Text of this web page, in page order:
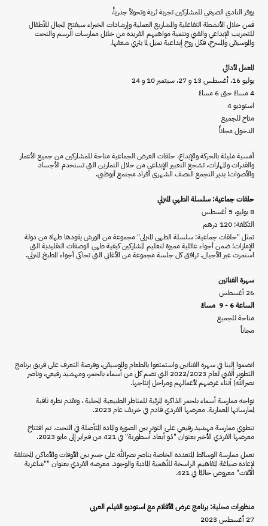
يوفر النادي الصيفي للمشاركين تجربة ثرية وتحولاً جذرياً،
فمن خلال الأنشطة التفاعلية والمشاريع العملية وإرشادات الخبراء سيفتح المجال للأطفال
للتجريب الإبداعي والفني وتنمية مواهبهم الفريدة من خلال ممارسات الرسم والنحت
والموسيقى والمسرح، فكل روح إبداعية تميل لما يثري شغفها.
المعمل لأدائي
يوليو 16، أغسطس 13 و 27، سبتمبر 10 و 24
4 مساءً حتى 6 مساءً
استوديو 4
متاح للجميع
الدخول مجاناً
أمسية مليئة بالحركة والإبداع، حلقات العرض الجماعية متاحة للمشاركين من جميع الأعمار
والقدرات والمهارات، تشجع التعبير الإبداعي من خلال التمارين التي تستخدم الأجساد
والأصوات! يدير التجمع النصف الشهري أفراد مجتمع أبوظبي.
حلقات جماعية: سلسلة الطهي المنزلي
8 يوليو، 5 أغسطس
التكلفة: 120 درهم
تمثل "حلقات جماعية: سلسلة الطهي المنزلي" مجموعة من الورش يقودها طهاة من دولة
الإمارات! ضمن أجواء عائلية مميزة لتعليم المشاركين كيفية طهي الوصفات التقليدية التي
استمرت عبر الأجيال. ترافق كل جلسة مجموعة من الأغاني التي تحاكي أجواء المطبخ المنزلي.
سهرة الفنانين
26 أغسطس
الساعة 6 - 9 مساءً
متاحة للجميع
مجاناً
انضموا إلينا في سهرة الفنانين واستمتعوا بالطعام والموسيقى، وفرصة التعرف على فريق برنامج
التطوير الفني لعام 2022/2023 التي تضم كل من أسماء بالحمر، ومهشيد رفيعي، وناصر
نصرالله) أثناء عرضهم لأعمالهم ومراحل إنتاجها.
تواجه ممارسة أسماء بلحمر الذاكرة المرئية للمناظر الطبيعية المحلية ، وتقدم نظرة ثاقبة
لممارساتها المعمارية. معرضها الفردي قادم في خريف عام 2023.
تنطوي ممارسة مهشيد رفيعي على التوتر بين الصورة والمادة المتأصلة في النحت. تم افتتاح
معرضها الفردي الأخير بعنوان "ذو أبعاد أسطورية" في 421 من فبراير إلى مايو 2023.
تعمل ممارسة الوسائط المتعددة الخاصة بناصر نصرالله على جسر بين الأوقات والأماكن المختلفة
لإعادة صياغة المفاهيم الراسخة للأهمية المادية والوجود. معرضه الفردي بعنوان ""شاعرية
الآلات" معروض حاليًا في 421.
منظورات محلية: برنامج عرض الأفلام مع استوديو الفيلم العربي
27 أغسطس 2023